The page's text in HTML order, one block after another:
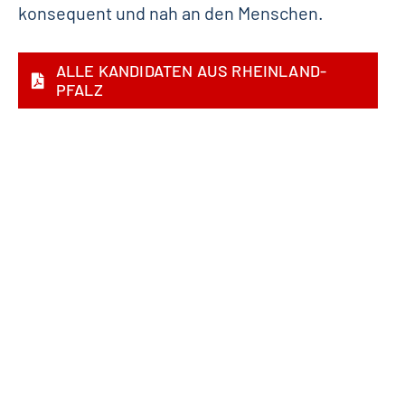
konsequent und nah an den Menschen.
ALLE KANDIDATEN AUS RHEINLAND-
PFALZ